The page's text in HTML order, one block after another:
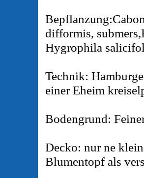
difformis,
Hygrophila
Technik:
einer Eheim
Bodengrund:
Decko: nur ne
Blumentopf als